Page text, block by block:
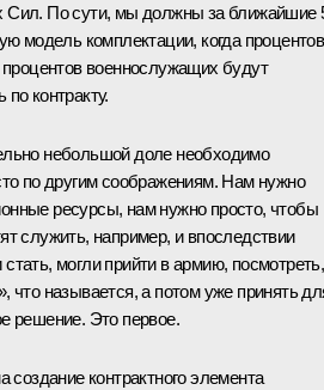
Сил. По сути, мы должны за ближайшие
модель комплектации, когда процентов
военнослужащих будут
контракту.
небольшой доле необходимо
по другим соображениям. Нам нужно
ресурсы, нам нужно просто, чтобы
служить, например, и впоследствии
могли прийти в армию, посмотреть,
что называется, а потом уже принять
решение. Это первое.
создание контрактного элемента